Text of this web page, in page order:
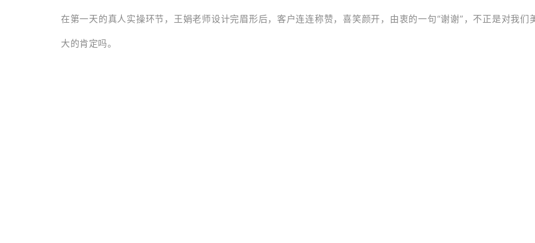
在第一天的真人实操环节，王娟老师设计完眉形后，客户连连称赞，喜笑颜开，由衷的一句“谢谢”，不正是对我们
大的肯定吗。